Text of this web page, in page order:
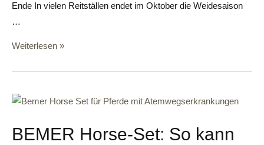
Ende In vielen Reitställen endet im Oktober die Weidesaison
…
Weiterlesen »
BEMER Horse-Set: So kann